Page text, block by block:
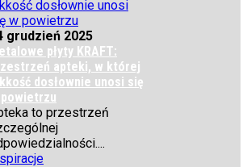
grudzień 2025
płyty KRAFT:
apteki, w której
dosłownie unosi się
to przestrzeń